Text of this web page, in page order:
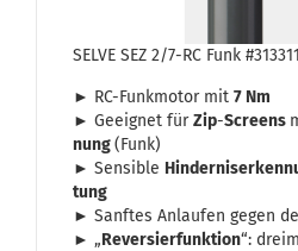
SELVE SEZ 2/7-RC Funk #313311
► RC-​Funkmotor mit 7 Nm
► Ge­eig­net fürZip-Screens
nung(Funk)
► Sen­si­ble
tung
► Sanf­tes An­lau­fen gegen
► „Re­ver­sier­funk­ti­on“: